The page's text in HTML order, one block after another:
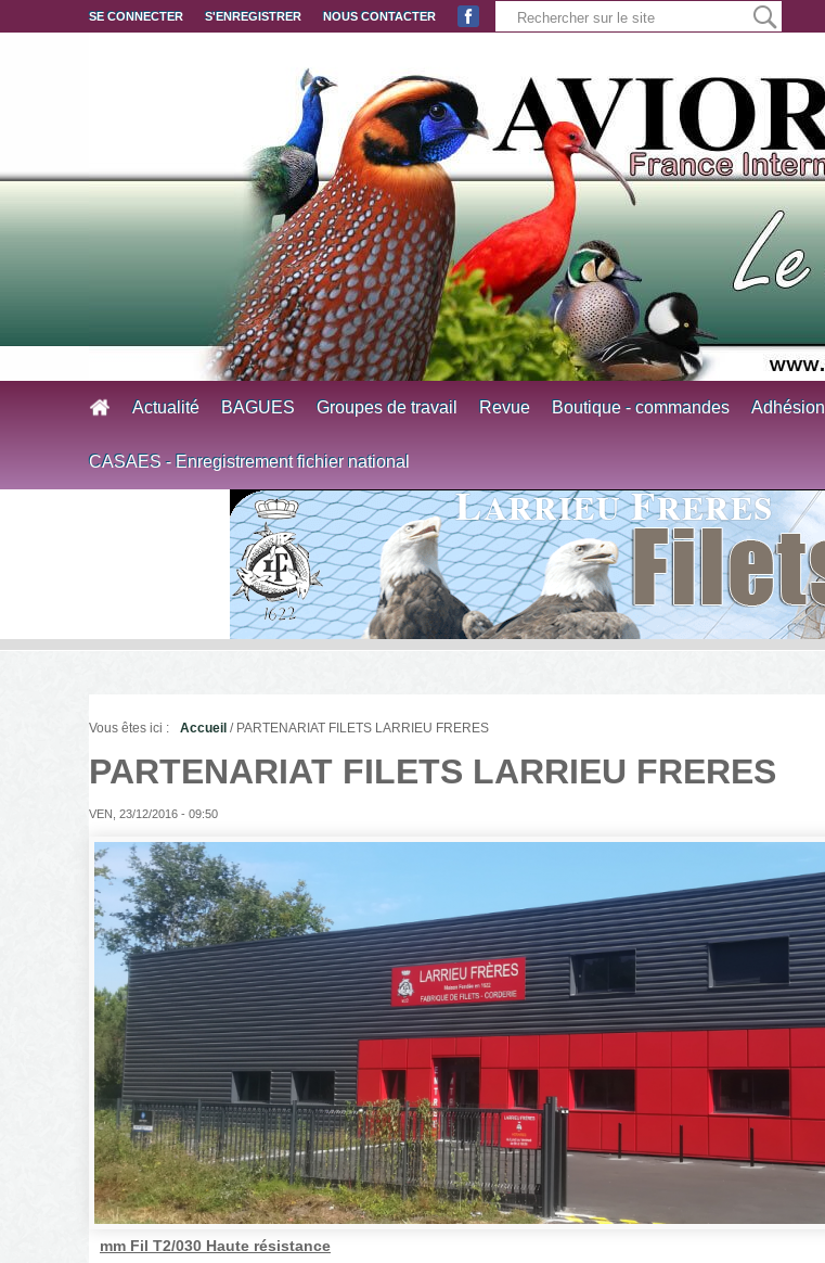
Aller au contenu principal
SE CONNECTER S'ENREGISTRER NOUS CONTACTER
Actualité BAGUES Groupes de travail Revue Boutique - commandes Adhésion
CASAES - Enregistrement fichier national
Vous êtes ici : Accueil / PARTENARIAT FILETS LARRIEU FRERES
PARTENARIAT FILETS LARRIEU FRERES
VEN, 23/12/2016 - 09:50
mm Fil T2/030 Haute résistance